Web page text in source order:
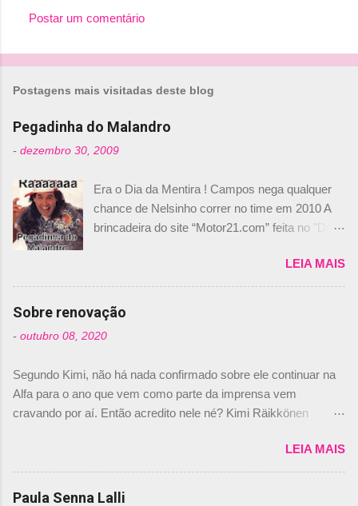
Postar um comentário
Postagens mais visitadas deste blog
Pegadinha do Malandro
- dezembro 30, 2009
Era o Dia da Mentira ! Campos nega qualquer
chance de Nelsinho correr no time em 2010 A
brincadeira do site “Motor21.com” feita no "Día
de abril –, afirmando que Nelson Piquet havia
comprado 15% das ações da Campos, dando,
com isso, um lugar no time a Nelsinho Piquet,
foi esclarecida de uma vez por todas por
Daniele Audetto, diretor da escuderia. O
não será o companheiro de Bruno Senna em
2010. "Na verdade, nós recebemos uma oferta
de Piquet", admitiu Audetto. “Mas depois de ter
dois brasileiros”, explicou, dizendo ainda que
não tem nada contra o filho do tricampeão
Nelson Piquet. “Ele é um bom piloto, rápido e
LEIA MAIS
Sobre renovação
- outubro 08, 2020
Segundo Kimi, não há nada confirmado sobre ele continuar na
Alfa para o ano que vem como parte da imprensa vem
cravando por aí. Então acredito nele né? Kimi Räikkönen
truth but I’ve never had an option in my contract so that’s
should, pretty much, tell you that it’s not true." #Kimi7 #EifelGP
#AlfaRomeoRacing pic.twitter.com/77EDVn39Ia — Kimi
LEIA MAIS
Paula Senna Lalli